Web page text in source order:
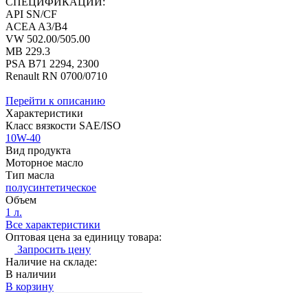
API SN/CF
ACEA A3/B4
VW 502.00/505.00
MB 229.3
PSA B71 2294, 2300
Renault RN 0700/0710
Перейти к описанию
Характеристики
Класс вязкости SAE/ISO
10W-40
Вид продукта
Моторное масло
Тип масла
полусинтетическое
Объем
1 л.
Все характеристики
Оптовая цена за единицу товара:
Запросить цену
Наличие на складе:
В наличии
В корзину